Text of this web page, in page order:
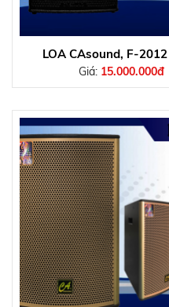
LOA CAsound, F-
Giá: 15.000.000đ